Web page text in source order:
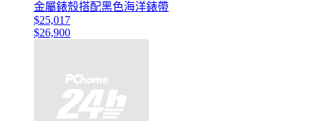
金屬錶殼搭配黑色海洋錶帶
$25,017
$26,900